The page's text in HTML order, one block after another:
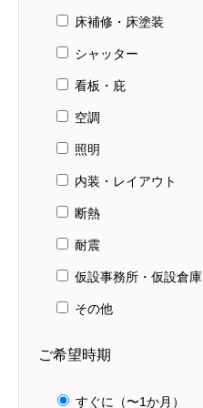
床補修・床塗装
シャッター
看板・庇
空調
照明
内装・レイアウト
断熱
耐震
仮設事務所・仮設倉庫
その他
ご希望時期
すぐに（〜1か月）